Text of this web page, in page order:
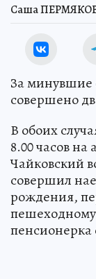
Саша
За минувшие
совершено
В обоих
8.00 часов на
Чайковский
совершил
рождения,
пенсионерка